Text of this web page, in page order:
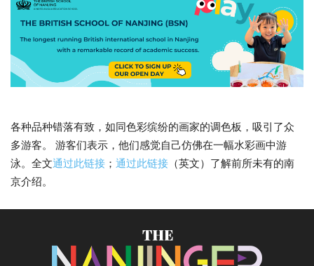
各种品种错落有致，如同色彩缤纷的画家的调色板，吸引了众
多游客。 游客们表示，他们感觉自己仿佛在一幅水彩画中游
泳。全文通过此链接 ； 通过此链接 （英文）了解前所未有的南
京介绍。